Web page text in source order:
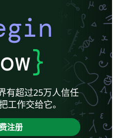
}
有超过25万人信任
工作交给它。
注册